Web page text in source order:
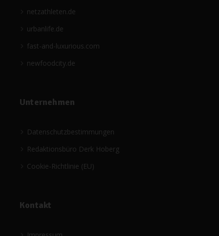
netzathleten.de
urbanlife.de
fast-and-luxurious.com
newfoodcity.de
Unternehmen
Datenschutzbestimmungen
Redaktionsbüro Derk Hoberg
Cookie-Richtlinie (EU)
Kontakt